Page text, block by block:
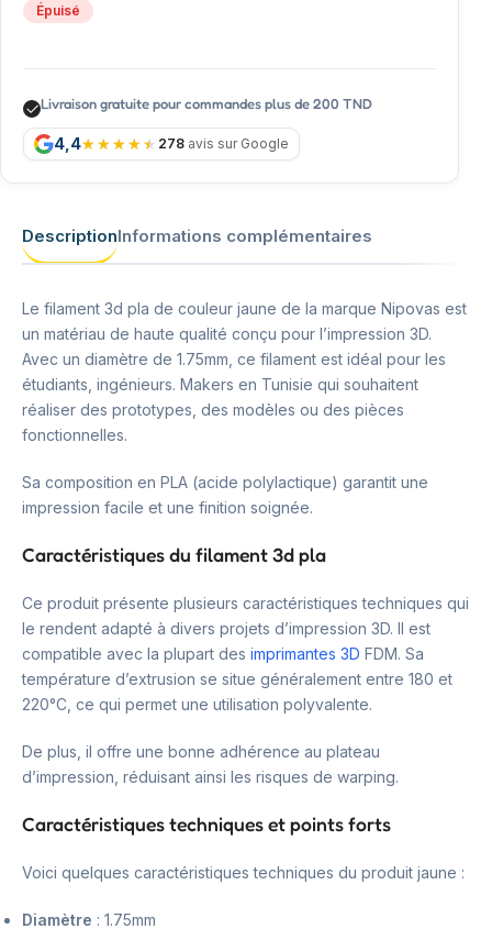
Épuisé
Livraison gratuite pour commandes plus de 200 TND
4,4 278 avis sur Google
DescriptionInformations complémentaires
Le filament 3d pla de couleur jaune de la marque Nipovas est
un matériau de haute qualité conçu pour l’impression 3D.
Avec un diamètre de 1.75mm, ce filament est idéal pour les
étudiants, ingénieurs. Makers en Tunisie qui souhaitent
réaliser des prototypes, des modèles ou des pièces
fonctionnelles.
Sa composition en PLA (acide polylactique) garantit une
impression facile et une finition soignée.
Caractéristiques du filament 3d pla
Ce produit présente plusieurs caractéristiques techniques qui
le rendent adapté à divers projets d’impression 3D. Il est
compatible avec la plupart des imprimantes 3D FDM. Sa
température d’extrusion se situe généralement entre 180 et
220°C, ce qui permet une utilisation polyvalente.
De plus, il offre une bonne adhérence au plateau
d’impression, réduisant ainsi les risques de warping.
Caractéristiques techniques et points forts
Voici quelques caractéristiques techniques du produit jaune :
Diamètre : 1.75mm